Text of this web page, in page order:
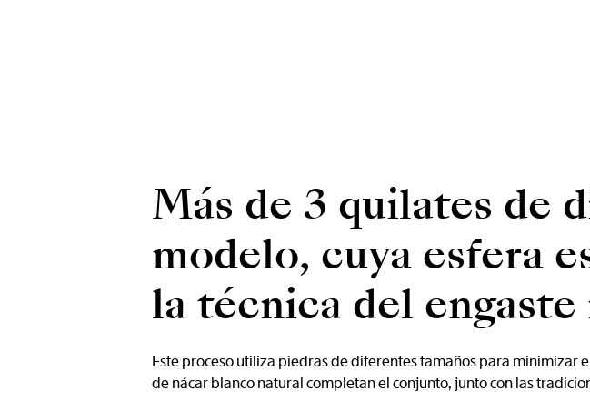
Más de 3 quilates de
modelo, cuya esfera
la técnica del engaste
Este proceso utiliza piedras de diferentes tamaños para minimizar
de nácar blanco natural completan el conjunto, junto con las